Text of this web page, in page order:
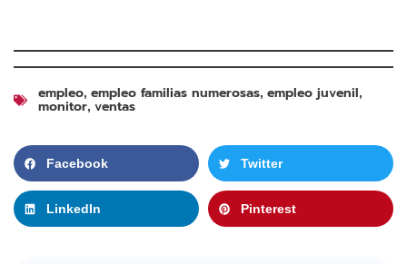
empleo, empleo familias numerosas, empleo juvenil,
monitor, ventas
Facebook Twitter
LinkedIn Pinterest